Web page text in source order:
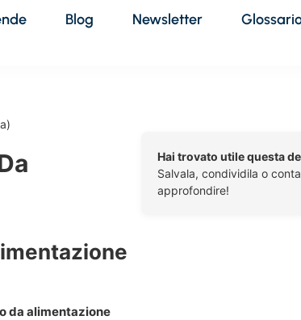
Blog Newsletter
da alimentazione
Hai trovato utile questa
Salvala, condividila o
approfondire!